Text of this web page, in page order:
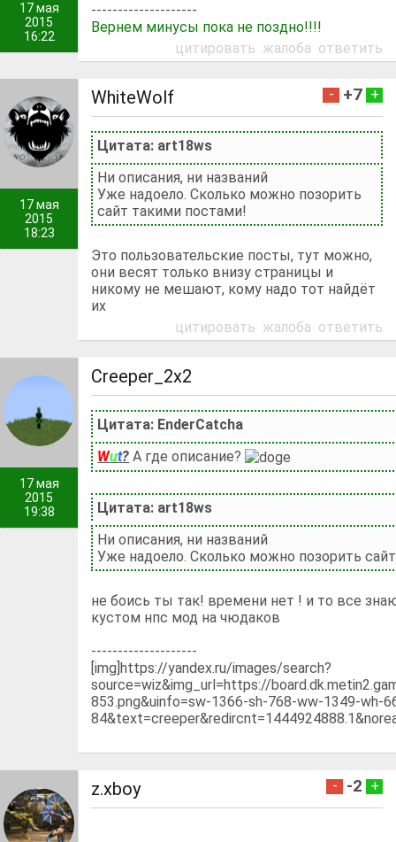
17 мая
2015
16:22
--------------------
Вернем минусы пока не поздно!!!!
цитировать жалоба ответить
17 мая
2015
18:23
WhiteWolf - +7 +
Цитата: art18ws
Ни описания, ни названий
Уже надоело. Сколько можно позорить
сайт такими постами!
Это пользовательские посты, тут можно,
они весят только внизу страницы и
никому не мешают, кому надо тот найдёт
их
цитировать жалоба ответить
17 мая
2015
19:38
Creeper_2x2
Цитата: EnderCatcha
Wut? А где описание?
Цитата: art18ws
Ни описания, ни названий
Уже надоело. Сколько можно позорить
не боись ты так! времени нет ! и то все
кустом нпс мод на чюдаков
--------------------
[img]https://yandex.ru/images/search?
source=wiz&img_url=https://
853.png&uinfo=sw-1366-sh-768-ww-1349-wh-
z.xboy - -2 +